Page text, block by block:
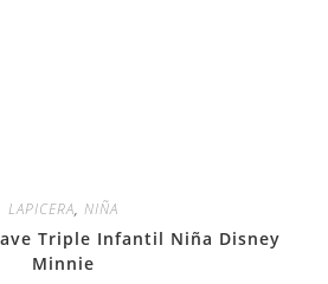
LAPICERA, NIÑA
Triple Infantil Niña Disney
Minnie